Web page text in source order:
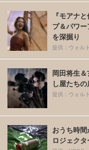
『モアナ
プ＆パワ
を深掘り
提供：ウォル
岡田将生
し屋たち
提供：ウォル
おうち時
ロジェクタ